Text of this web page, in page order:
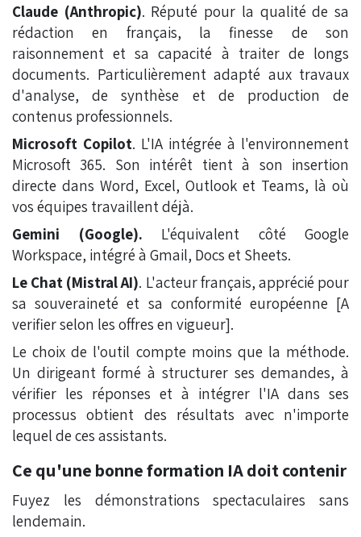
Claude (Anthropic). Réputé pour la qualité de sa
rédaction en français, la finesse de son
raisonnement et sa capacité à traiter de longs
documents. Particulièrement adapté aux travaux
d'analyse, de synthèse et de production de
contenus professionnels.
Microsoft Copilot. L'IA intégrée à l'environnement
Microsoft 365. Son intérêt tient à son insertion
directe dans Word, Excel, Outlook et Teams, là où
vos équipes travaillent déjà.
Gemini (Google). L'équivalent côté Google
Workspace, intégré à Gmail, Docs et Sheets.
Le Chat (Mistral AI). L'acteur français, apprécié pour
sa souveraineté et sa conformité européenne [A
verifier selon les offres en vigueur].
Le choix de l'outil compte moins que la méthode.
Un dirigeant formé à structurer ses demandes, à
vérifier les réponses et à intégrer l'IA dans ses
processus obtient des résultats avec n'importe
lequel de ces assistants.
Ce qu'une bonne formation IA doit contenir
Fuyez les démonstrations spectaculaires sans
lendemain.